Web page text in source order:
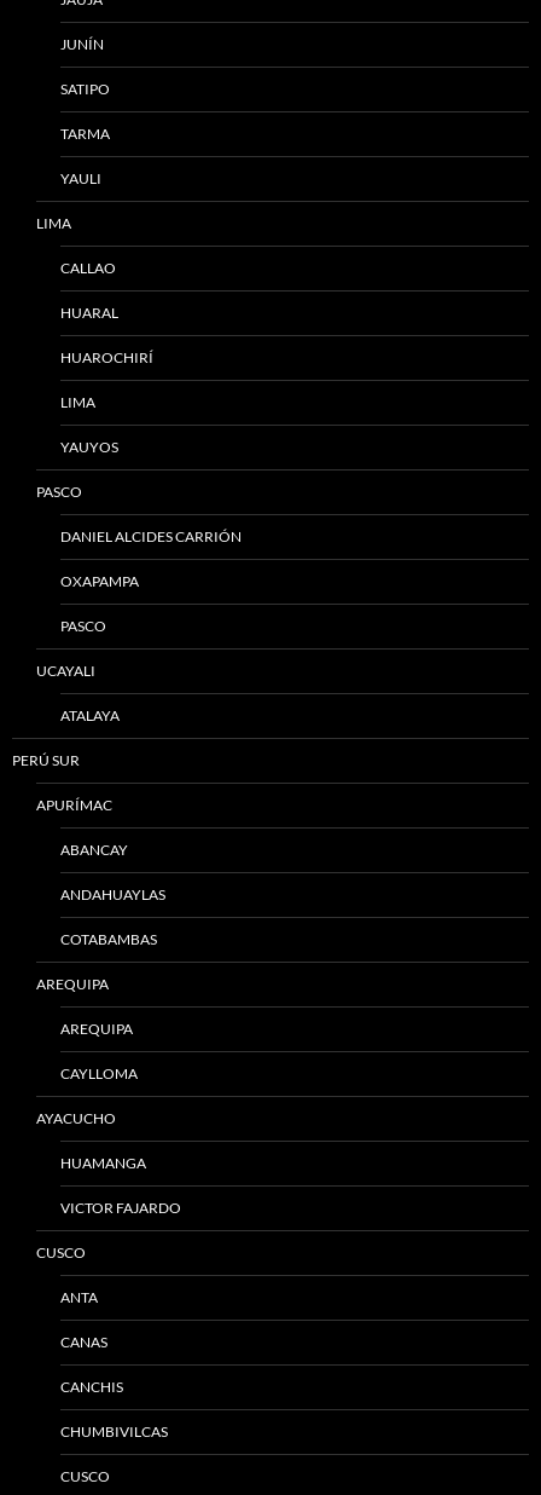
JUNÍN
SATIPO
TARMA
YAULI
LIMA
CALLAO
HUARAL
HUAROCHIRÍ
LIMA
YAUYOS
PASCO
DANIEL ALCIDES CARRIÓN
OXAPAMPA
PASCO
UCAYALI
ATALAYA
PERÚ SUR
APURÍMAC
ABANCAY
ANDAHUAYLAS
COTABAMBAS
AREQUIPA
AREQUIPA
CAYLLOMA
AYACUCHO
HUAMANGA
VICTOR FAJARDO
CUSCO
ANTA
CANAS
CANCHIS
CHUMBIVILCAS
CUSCO